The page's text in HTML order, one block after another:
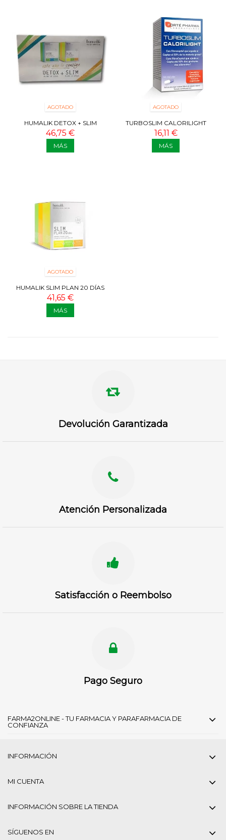
AGOTADO
HUMALIK DETOX + SLIM
46,75 €
MÁS
AGOTADO
TURBOSLIM CALORILIGHT
16,11 €
MÁS
AGOTADO
HUMALIK SLIM PLAN 20 DÍAS
41,65 €
MÁS
Devolución Garantizada
Atención Personalizada
Satisfacción o Reembolso
Pago Seguro
FARMA2ONLINE - TU FARMACIA Y PARAFARMACIA DE
CONFIANZA
INFORMACIÓN
MI CUENTA
INFORMACIÓN SOBRE LA TIENDA
SÍGUENOS EN